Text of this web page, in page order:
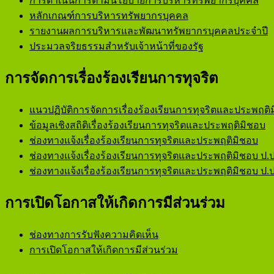
หลักเกณฑ์การบริหารทรัพยากรบุคคล
รายงานผลการบริหารและพัฒนาทรัพยากรบุคคลประจำปี
ประมวลจริยธรรมสำหรับเจ้าหน้าที่ของรัฐ
การจัดการเรื่องร้องเรียนการทุจริต
แนวปฏิบัติการจัดการเรื่องร้องเรียนการทุจริตและประพฤ
ข้อมูลเชิงสถิติเรื่องร้องเรียนการทุจริตและประพฤติมิชอบ
ช่องทางแจ้งเรื่องร้องเรียนการทุจริตและประพฤติมิชอบ
ช่องทางแจ้งเรื่องร้องเรียนการทุจริตและประพฤติมิชอบ ป.
ช่องทางแจ้งเรื่องร้องเรียนการทุจริตและประพฤติมิชอบ ป.
การเปิดโอกาสให้เกิดการมีส่วนร่วม
ช่องทางการรับฟังความคิดเห็น
การเปิดโอกาสให้เกิดการมีส่วนร่วม